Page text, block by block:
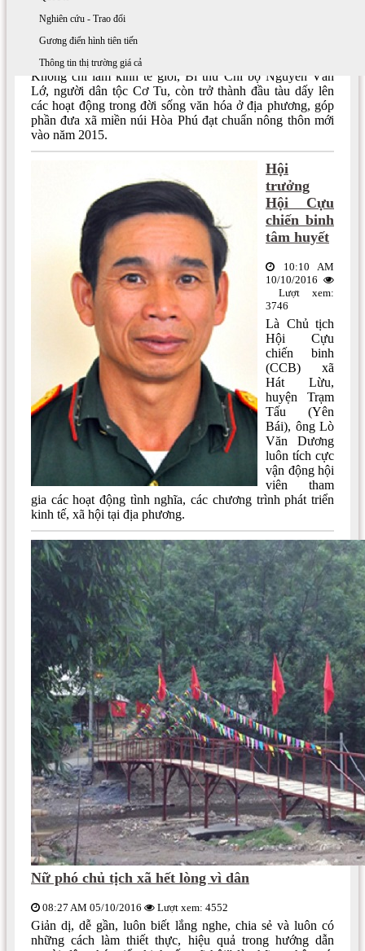
Nghiên cứu - Trao đổi
Gương điển hình tiên tiến
Thông tin thị trường giá cả
Người mang “văn hóa” về thôn, bản
08:30 AM 11/10/2016
Không chỉ làm kinh tế giỏi, Bí thư Chi bộ Nguyễn Văn
Lớ, người dân tộc Cơ Tu, còn trở thành đầu tàu dấy lên
các hoạt động trong đời sống văn hóa ở địa phương, góp
phần đưa xã miền núi Hòa Phú đạt chuẩn nông thôn mới
vào năm 2015.
Hội
trưởng
Hội Cựu
chiến binh
tâm huyết
10:10 AM
10/10/2016
Lượt xem:
3746
Là Chủ tịch
Hội Cựu
chiến binh
(CCB) xã
Hát Lừu,
huyện Trạm
Tấu (Yên
Bái), ông Lò
Văn Dương
luôn tích cực
vận động hội
viên tham
gia các hoạt động tình nghĩa, các chương trình phát triển
kinh tế, xã hội tại địa phương.
Nữ phó chủ tịch xã hết lòng vì dân
08:27 AM 05/10/2016 Lượt xem: 4552
Giản dị, dễ gần, luôn biết lắng nghe, chia sẻ và luôn có
những cách làm thiết thực, hiệu quả trong hướng dẫn